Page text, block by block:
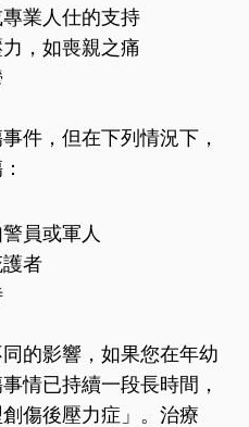
業人仕的支持
，如喪親之痛
件，但在下列情況下，
員或軍人
者
的影響，如果您在年幼
情已持續一段長時間，
傷後壓力症」。治療